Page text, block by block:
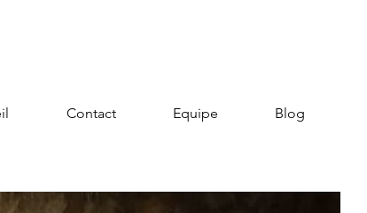
Contact Equipe Blog